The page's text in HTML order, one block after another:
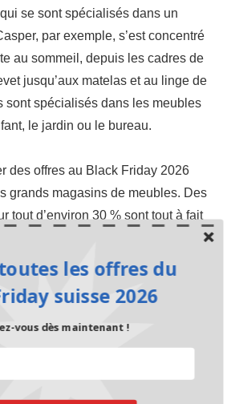
se sont spécialisés dans un
par exemple, s’est concentré
au sommeil, depuis les cadres de
jusqu’aux matelas et au linge de
sont spécialisés dans les meubles
le jardin ou le bureau.
des offres au Black Friday 2026
grands magasins de meubles. Des
tout d’environ 30 % sont tout à fait
que des soldes pourraient permettre
bien plus importantes. Mais on
réduction sur une catégorie de leur
probable si une
matelas, est clairement le centre
reste de la gamme sert de
les offres du
suisse 2026
vous dès maintenant !